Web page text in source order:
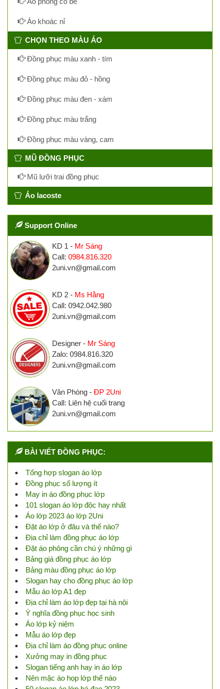
Áo khoác nỉ
CHỌN THEO MÀU ÁO
Đồng phục màu xanh - tím
Đồng phục màu đỏ - hồng
Đồng phục màu đen - xám
Đồng phục màu trắng
Đồng phục màu vàng, cam
MŨ ĐỒNG PHỤC
Mũ lưỡi trai đồng phục
Áo lacoste
Support Online
KD 1 - Mr Sáng
Call: 0984.816.320
2uni.vn@gmail.com
KD 2 - Ms Hằng
Call: 0942.042.980
2uni.vn@gmail.com
Designer - Mr Sáng
Zalo: 0984.816.320
2uni.vn@gmail.com
Văn Phòng - ĐP 2Uni
Call: Liên hệ cuối trang
2uni.vn@gmail.com
BÀI VIẾT ĐỒNG PHỤC:
Tổng hợp slogan áo lớp
Đồng phục số lượng ít
May in áo đồng phục lớp
101 slogan áo lớp độc hay nhất
Áo lớp 2023 áo lớp 2Uni
Đặt áo lớp ở đâu và thế nào?
Địa chỉ làm đồng phục áo lớp
Đặt áo phông cần chú ý những gì
Bảng giá đồng phục áo lớp
Bảng màu đồng phục áo lớp
Slogan hay cho đồng phục áo lớp
Mẫu áo lớp A1 đẹp
Địa chỉ làm áo lớp đẹp tại hà nội
Ý nghĩa đồng phục học sinh
Áo lớp kỷ niệm
Mẫu áo lớp đẹp
Địa chỉ làm áo đồng phục online
Xưởng may in đồng phục
Slogan tiếng anh hay in áo lớp
Nên mặc áo họp lớp thế nào